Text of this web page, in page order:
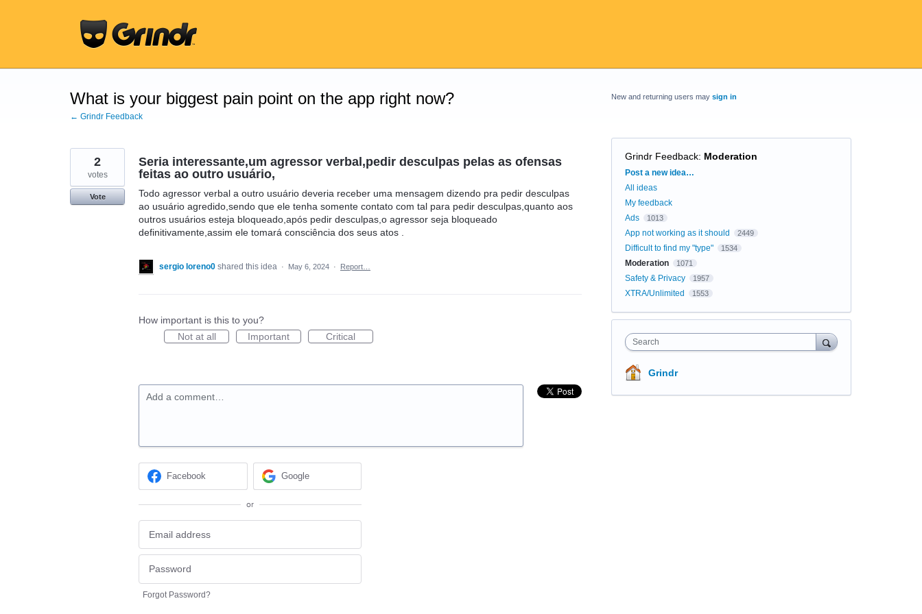
What is your biggest pain point on the app right now?
← Grindr Feedback
Seria interessante,um agressor verbal,pedir desculpas pelas as ofensas
feitas ao outro usuário,
Todo agressor verbal a outro usuário deveria receber uma mensagem dizendo pra pedir desculpas
ao usuário agredido,sendo que ele tenha somente contato com tal para pedir desculpas,quanto aos
outros usuários esteja bloqueado,após pedir desculpas,o agressor seja bloqueado
definitivamente,assim ele tomará consciência dos seus atos .
2
votes
Vote
sergio loreno0 shared this idea · May 6, 2024 · Report…
How important is this to you?
Not at all
Important Critical
Add a comment…
Facebook Google
or
Forgot Password?
New and returning users may sign in
Grindr Feedback: Moderation
Categories
Post a new idea…
All ideas
My feedback
Ads
1013
App not working as it should 2449
Difficult to find my "type" 1534
Moderation 1071
Safety & Privacy 1957
XTRA/Unlimited 1553
Search
Grindr